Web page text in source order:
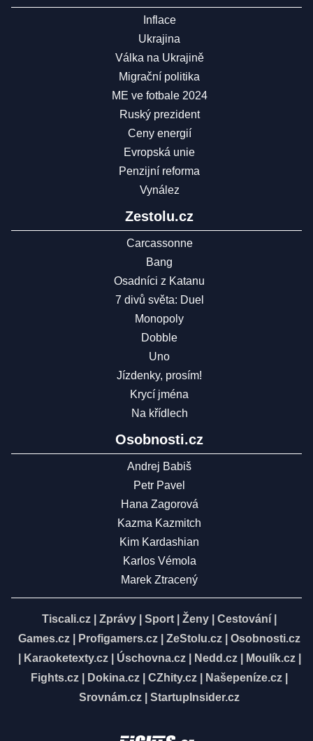
Inflace
Ukrajina
Válka na Ukrajině
Migrační politika
ME ve fotbale 2024
Ruský prezident
Ceny energií
Evropská unie
Penzijní reforma
Vynález
Zestolu.cz
Carcassonne
Bang
Osadníci z Katanu
7 divů světa: Duel
Monopoly
Dobble
Uno
Jízdenky, prosím!
Krycí jména
Na křídlech
Osobnosti.cz
Andrej Babiš
Petr Pavel
Hana Zagorová
Kazma Kazmitch
Kim Kardashian
Karlos Vémola
Marek Ztracený
Tiscali.cz Zprávy Sport Ženy Cestování
Games.cz
Profigamers.cz ZeStolu.cz
Osobnosti.cz
Karaoketexty.cz| Úschovna.cz| Nedd.cz| Moulík.cz|
Fights.cz
Dokina.cz CZhity.cz Našepeníze.cz
Srovnám.cz
StartupInsider.cz